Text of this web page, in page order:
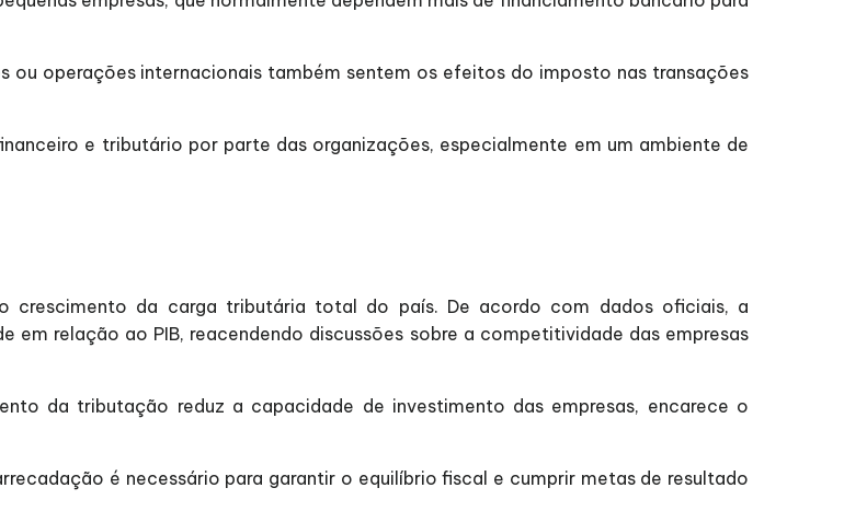
ou operações internacionais também sentem os efeitos do imposto nas transações
e tributário por parte das organizações, especialmente em um ambiente de
crescimento da carga tributária total do país. De acordo com dados oficiais, a
em relação ao PIB, reacendendo discussões sobre a competitividade das empresas
da tributação reduz a capacidade de investimento das empresas, encarece o
é necessário para garantir o equilíbrio fiscal e cumprir metas de resultado